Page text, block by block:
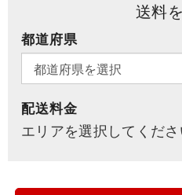
送料
都道府県
配送料金
エリアを選択してくださ